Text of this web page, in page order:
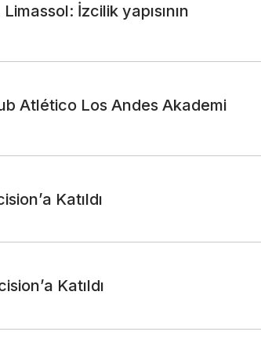
İzcilik yapısının
Atlético Los Andes Akademi
Katıldı
Katıldı